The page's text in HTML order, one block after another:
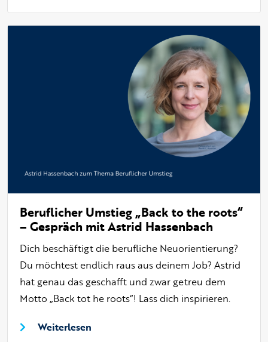
Beruflicher Umstieg „Back to the roots“
– Gespräch mit Astrid Hassenbach
Dich beschäftigt die berufliche Neuorientierung?
Du möchtest endlich raus aus deinem Job? Astrid
hat genau das geschafft und zwar getreu dem
Motto „Back tot he roots“! Lass dich inspirieren.
Weiterlesen